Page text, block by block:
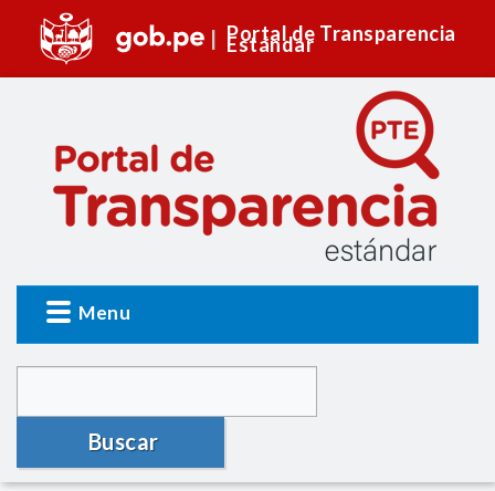
Portal de Transparencia
Estándar
Menu
Buscar